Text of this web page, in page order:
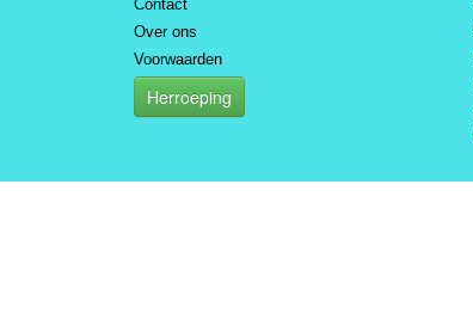
Contact
Over ons
Voorwaarden
Herroeping